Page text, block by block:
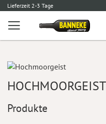
Lieferzeit 2-3 Tage
HOCHMOORGEIST
Produkte